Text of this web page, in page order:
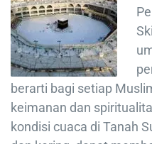
berarti bagi setiap
keimanan dan
kondisi cuaca di Tanah